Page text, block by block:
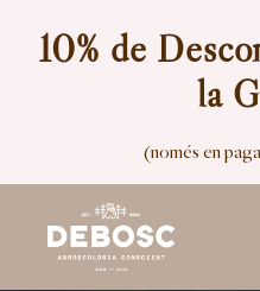
10% de
la
(només en